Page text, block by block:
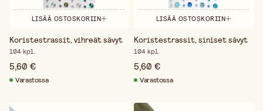
LISÄÄ OSTOSKORIIN
Koristestrassit, vihreät sävyt
104 kpl.
5,60 €
Varastossa
LISÄÄ OSTOSKORIIN
Koristestrassit, siniset sävyt
104 kpl.
5,60 €
Varastossa